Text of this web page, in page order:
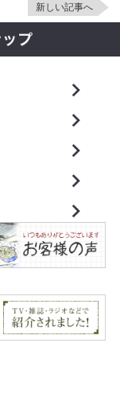
新しい記事へ